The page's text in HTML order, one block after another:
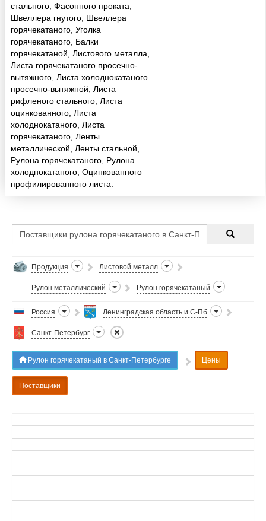
стального, Фасонного проката,
Швеллера гнутого, Швеллера
горячекатаного, Уголка
горячекатаного, Балки
горячекатаной, Листового металла,
Листа горячекатаного просечно-
вытяжного, Листа холоднокатаного
просечно-вытяжной, Листа
рифленого стального, Листа
оцинкованного, Листа
холоднокатаного, Листа
горячекатаного, Ленты
металлической, Ленты стальной,
Рулона горячекатаного, Рулона
холоднокатаного, Оцинкованного
профилированного листа.
Продукция Листовой металл
Рулон металлический Рулон горячекатаный
Россия Ленинградская область и С-Пб
Санкт-Петербург
Рулон горячекатаный в Санкт-Петербурге Цены
Поставщики